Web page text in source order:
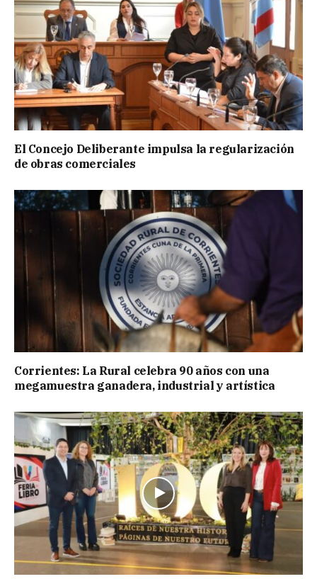
El Concejo Deliberante impulsa la regularización
de obras comerciales
Corrientes: La Rural celebra 90 años con una
megamuestra ganadera, industrial y artística